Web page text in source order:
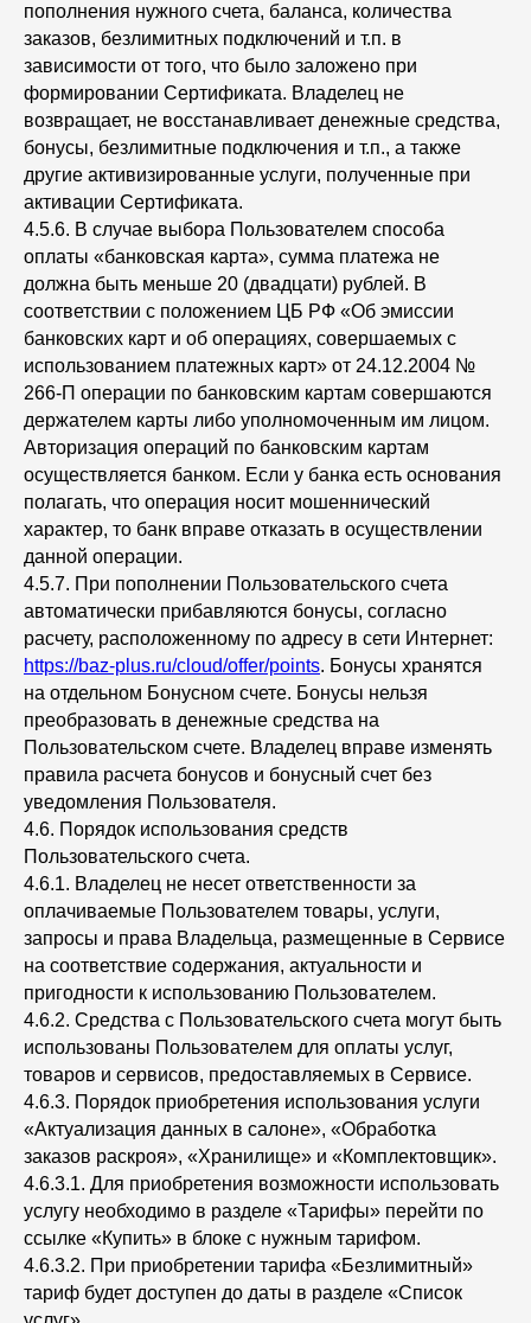
пополнения нужного счета, баланса, количества
заказов, безлимитных подключений и т.п. в
зависимости от того, что было заложено при
формировании Сертификата. Владелец не
возвращает, не восстанавливает денежные средства,
бонусы, безлимитные подключения и т.п., а также
другие активизированные услуги, полученные при
активации Сертификата.
4.5.6. В случае выбора Пользователем способа
оплаты «банковская карта», сумма платежа не
должна быть меньше 20 (двадцати) рублей. В
соответствии с положением ЦБ РФ «Об эмиссии
банковских карт и об операциях, совершаемых с
использованием платежных карт» от 24.12.2004 №
266-П операции по банковским картам совершаются
держателем карты либо уполномоченным им лицом.
Авторизация операций по банковским картам
осуществляется банком. Если у банка есть основания
полагать, что операция носит мошеннический
характер, то банк вправе отказать в осуществлении
данной операции.
4.5.7. При пополнении Пользовательского счета
автоматически прибавляются бонусы, согласно
расчету, расположенному по адресу в сети Интернет:
https://baz-plus.ru/cloud/offer/points. Бонусы хранятся
на отдельном Бонусном счете. Бонусы нельзя
преобразовать в денежные средства на
Пользовательском счете. Владелец вправе изменять
правила расчета бонусов и бонусный счет без
уведомления Пользователя.
4.6. Порядок использования средств
Пользовательского счета.
4.6.1. Владелец не несет ответственности за
оплачиваемые Пользователем товары, услуги,
запросы и права Владельца, размещенные в Сервисе
на соответствие содержания, актуальности и
пригодности к использованию Пользователем.
4.6.2. Средства с Пользовательского счета могут быть
использованы Пользователем для оплаты услуг,
товаров и сервисов, предоставляемых в Сервисе.
4.6.3. Порядок приобретения использования услуги
«Актуализация данных в салоне», «Обработка
заказов раскроя», «Хранилище» и «Комплектовщик».
4.6.3.1. Для приобретения возможности использовать
услугу необходимо в разделе «Тарифы» перейти по
ссылке «Купить» в блоке с нужным тарифом.
4.6.3.2. При приобретении тарифа «Безлимитный»
тариф будет доступен до даты в разделе «Список